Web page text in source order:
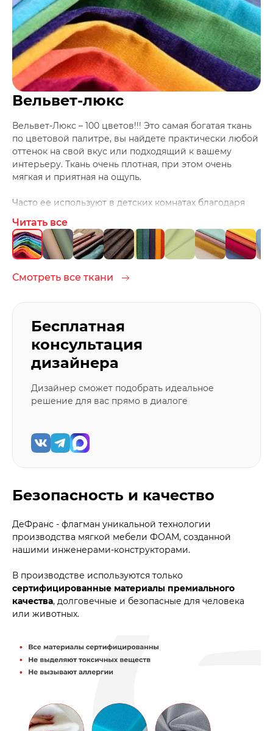
Смотреть все ткани
Вельвет-люкс
Вельвет-Люкс – 100 цветов!!! Это самая богатая ткань
по цветовой палитре, вы найдете практически любой
оттенок на свой вкус или подходящий к вашему
интерьеру. Ткань очень плотная, при этом очень
мягкая и приятная на ощупь.
Часто ее используют в детских комнатах благодаря
дети любят, что-нибудь испачкать ;)
Чистить ткань лучше средствами для домашней
Читать все
Бесплатная
консультация
дизайнера
Дизайнер сможет подобрать идеальное
решение для вас прямо в диалоге
Безопасность и качество
ДеФранс - флагман уникальной технологии
производства мягкой мебели ФОАМ, созданной
нашими инженерами-конструкторами.
В производстве используются только
сертифицированные материалы премиального
качества, долговечные и безопасные для человека
или животных.